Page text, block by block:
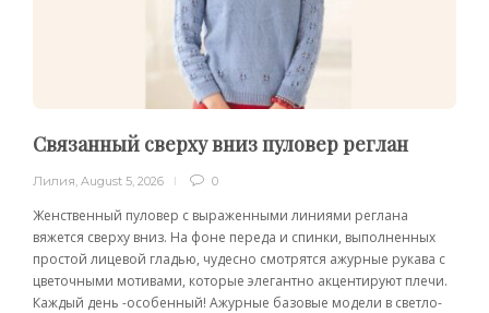
Связанный сверху вниз пуловер реглан
Лилия August 5, 2026 0
Женственный пуловер с выраженными линиями реглана
вяжется сверху вниз. На фоне переда и спинки, выполненных
простой лицевой гладью, чудесно смотрятся ажурные рукава с
цветочными мотивами, которые элегантно акцентируют плечи.
Каждый день -особенный! Ажурные базовые модели в светло-